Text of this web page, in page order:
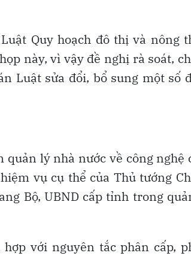
Quy hoạch đô thị và nông
này, vì vậy đề nghị rà soát,
Luật sửa đổi, bổ sung một số
lý nhà nước về công nghệ
vụ cụ thể của Thủ tướng
Bộ, UBND cấp tỉnh trong
với nguyên tắc phân cấp,